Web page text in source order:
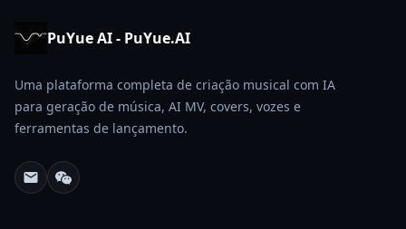
PuYue AI - PuYue.AI
Uma plataforma completa de criação musical com IA
para geração de música, AI MV, covers, vozes e
ferramentas de lançamento.